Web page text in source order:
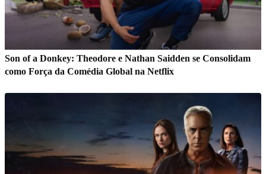
Son of a Donkey: Theodore e Nathan Saidden se Consolidam
como Força da Comédia Global na Netflix